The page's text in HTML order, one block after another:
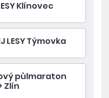
Klínovec
LESY Týmovka
půlmaraton
Zlín